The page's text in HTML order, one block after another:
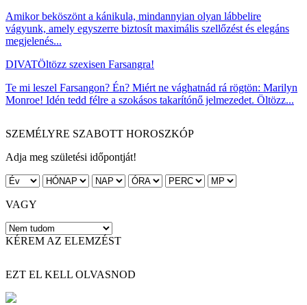
Amikor beköszönt a kánikula, mindannyian olyan lábbelire
vágyunk, amely egyszerre biztosít maximális szellőzést és elegáns
megjelenés...
DIVATÖltözz szexisen Farsangra!
Te mi leszel Farsangon? Én? Miért ne vághatnád rá rögtön: Marilyn
Monroe! Idén tedd félre a szokásos takarítónő jelmezedet. Öltözz...
SZEMÉLYRE SZABOTT HOROSZKÓP
Adja meg születési időpontját!
VAGY
KÉREM AZ ELEMZÉST
EZT EL KELL OLVASNOD